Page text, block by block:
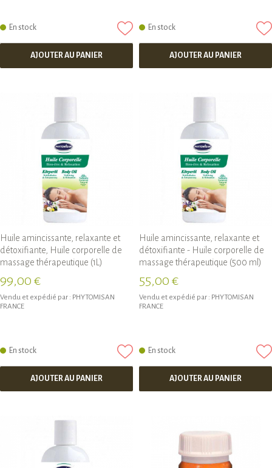
En stock
AJOUTER AU PANIER
En stock
AJOUTER AU PANIER
Huile amincissante, relaxante et
détoxifiante, Huile corporelle de
massage thérapeutique (1L)
99,00 €
Vendu et expédié par : PHYTOMISAN
FRANCE
En stock
AJOUTER AU PANIER
Huile amincissante, relaxante et
détoxifiante - Huile corporelle de
massage thérapeutique (500 ml)
55,00 €
Vendu et expédié par : PHYTOMISAN
FRANCE
En stock
AJOUTER AU PANIER